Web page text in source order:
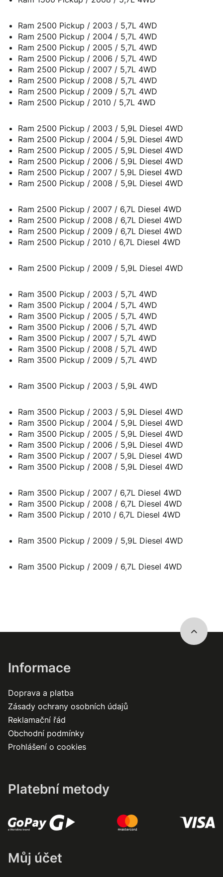
Ram 2500 Pickup / 2003 / 5,7L 4WD
Ram 2500 Pickup / 2004 / 5,7L 4WD
Ram 2500 Pickup / 2005 / 5,7L 4WD
Ram 2500 Pickup / 2006 / 5,7L 4WD
Ram 2500 Pickup / 2007 / 5,7L 4WD
Ram 2500 Pickup / 2008 / 5,7L 4WD
Ram 2500 Pickup / 2009 / 5,7L 4WD
Ram 2500 Pickup / 2010 / 5,7L 4WD
Ram 2500 Pickup / 2003 / 5,9L Diesel 4WD
Ram 2500 Pickup / 2004 / 5,9L Diesel 4WD
Ram 2500 Pickup / 2005 / 5,9L Diesel 4WD
Ram 2500 Pickup / 2006 / 5,9L Diesel 4WD
Ram 2500 Pickup / 2007 / 5,9L Diesel 4WD
Ram 2500 Pickup / 2008 / 5,9L Diesel 4WD
Ram 2500 Pickup / 2007 / 6,7L Diesel 4WD
Ram 2500 Pickup / 2008 / 6,7L Diesel 4WD
Ram 2500 Pickup / 2009 / 6,7L Diesel 4WD
Ram 2500 Pickup / 2010 / 6,7L Diesel 4WD
Ram 2500 Pickup / 2009 / 5,9L Diesel 4WD
Ram 3500 Pickup / 2003 / 5,7L 4WD
Ram 3500 Pickup / 2004 / 5,7L 4WD
Ram 3500 Pickup / 2005 / 5,7L 4WD
Ram 3500 Pickup / 2006 / 5,7L 4WD
Ram 3500 Pickup / 2007 / 5,7L 4WD
Ram 3500 Pickup / 2008 / 5,7L 4WD
Ram 3500 Pickup / 2009 / 5,7L 4WD
Ram 3500 Pickup / 2003 / 5,9L 4WD
Ram 3500 Pickup / 2003 / 5,9L Diesel 4WD
Ram 3500 Pickup / 2004 / 5,9L Diesel 4WD
Ram 3500 Pickup / 2005 / 5,9L Diesel 4WD
Ram 3500 Pickup / 2006 / 5,9L Diesel 4WD
Ram 3500 Pickup / 2007 / 5,9L Diesel 4WD
Ram 3500 Pickup / 2008 / 5,9L Diesel 4WD
Ram 3500 Pickup / 2007 / 6,7L Diesel 4WD
Ram 3500 Pickup / 2008 / 6,7L Diesel 4WD
Ram 3500 Pickup / 2010 / 6,7L Diesel 4WD
Ram 3500 Pickup / 2009 / 5,9L Diesel 4WD
Ram 3500 Pickup / 2009 / 6,7L Diesel 4WD
Informace
Doprava a platba
Zásady ochrany osobních údajů
Reklamační řád
Obchodní podmínky
Prohlášení o cookies
Platební metody
Můj účet